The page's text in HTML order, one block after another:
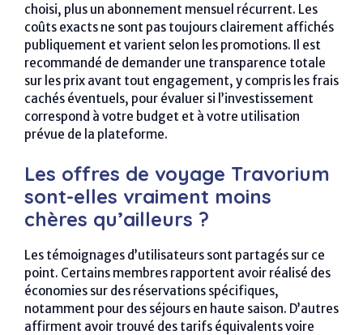
choisi, plus un abonnement mensuel récurrent. Les
coûts exacts ne sont pas toujours clairement affichés
publiquement et varient selon les promotions. Il est
recommandé de demander une transparence totale
sur les prix avant tout engagement, y compris les frais
cachés éventuels, pour évaluer si l’investissement
correspond à votre budget et à votre utilisation
prévue de la plateforme.
Les offres de voyage Travorium
sont-elles vraiment moins
chères qu’ailleurs ?
Les témoignages d’utilisateurs sont partagés sur ce
point. Certains membres rapportent avoir réalisé des
économies sur des réservations spécifiques,
notamment pour des séjours en haute saison. D’autres
affirment avoir trouvé des tarifs équivalents voire